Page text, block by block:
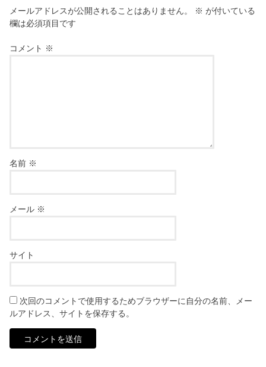
メールアドレスが公開されることはありません。 ※ が付いている
欄は必須項目です
コメント ※
名前 ※
メール ※
サイト
次回のコメントで使用するためブラウザーに自分の名前、メー
ルアドレス、サイトを保存する。